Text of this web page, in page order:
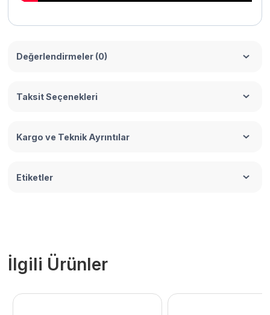
Değerlendirmeler (0)
Taksit Seçenekleri
Kargo ve Teknik Ayrıntılar
Etiketler
İlgili Ürünler